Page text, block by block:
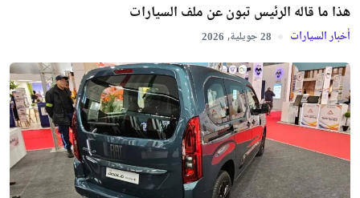
هذا ما قاله الرئيس تبون عن ملف السيارات
أخبار السيارات 28 جويلية, 2026